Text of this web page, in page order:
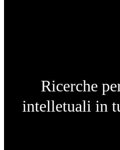
Ricerche
intelletuali in